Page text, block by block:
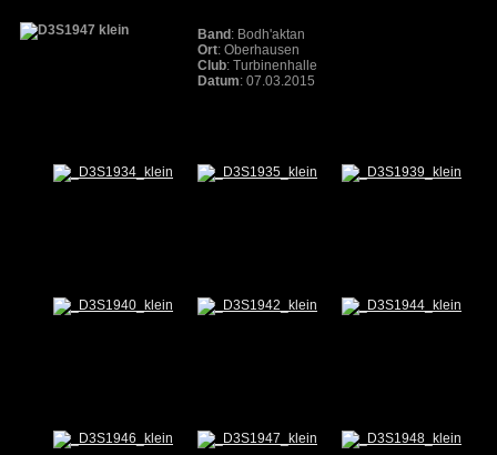
Band : Bodh'aktan
Ort: Oberhausen
Club: Turbinenhalle
Datum: 07.03.2015